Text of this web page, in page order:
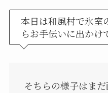
本日は和風村で氷室
らお手伝いに出かけ
そちらの様子はま